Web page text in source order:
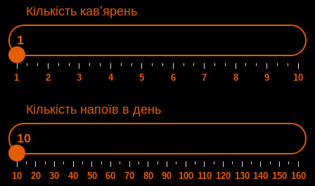
Кількість кавʼярень
1 2 3 4 5 6 7 8 9 10
Кількість напоїв в день
10 20 30 40 50 60 70 80 90 100 110 120 130 140 150 160